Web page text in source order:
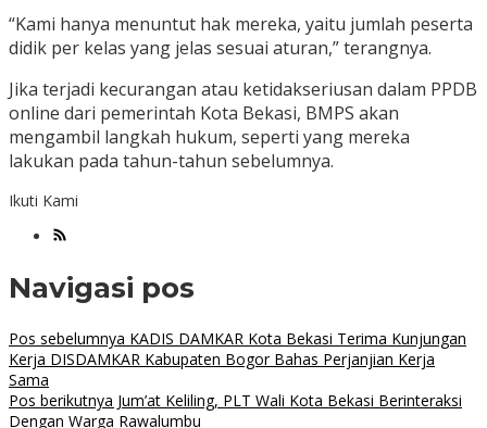
“Kami hanya menuntut hak mereka, yaitu jumlah peserta
didik per kelas yang jelas sesuai aturan,” terangnya.
Jika terjadi kecurangan atau ketidakseriusan dalam PPDB
online dari pemerintah Kota Bekasi, BMPS akan
mengambil langkah hukum, seperti yang mereka
lakukan pada tahun-tahun sebelumnya.
Ikuti Kami
Navigasi pos
Pos sebelumnya KADIS DAMKAR Kota Bekasi Terima Kunjungan
Kerja DISDAMKAR Kabupaten Bogor Bahas Perjanjian Kerja
Sama
Pos berikutnya Jum’at Keliling, PLT Wali Kota Bekasi Berinteraksi
Dengan Warga Rawalumbu